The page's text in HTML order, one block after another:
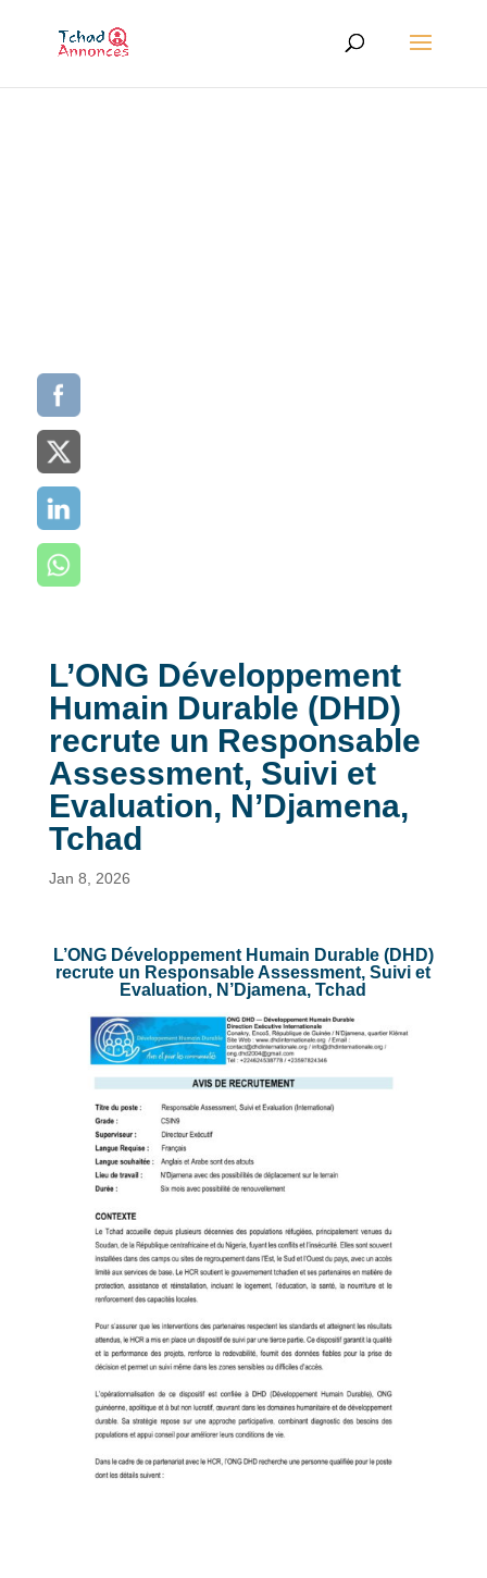
L’ONG Développement
Humain Durable (DHD)
recrute un Responsable
Assessment, Suivi et
Evaluation, N’Djamena,
Tchad
Jan 8, 2026
L’ONG Développement Humain Durable (DHD)
recrute un Responsable Assessment, Suivi et
Evaluation, N’Djamena, Tchad